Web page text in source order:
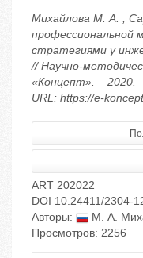
Михайлова М. А. ,
профессиональной
стратегиями у
// Научно-
«Концепт». – 2020.
URL: https://e-
ART 202022
DOI 10.24411/2304-
Авторы:
М. А.
Просмотров: 2256